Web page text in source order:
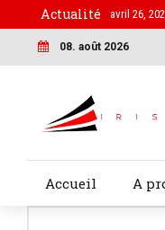
Actualité avril 26,
08. août 2026
Accueil A